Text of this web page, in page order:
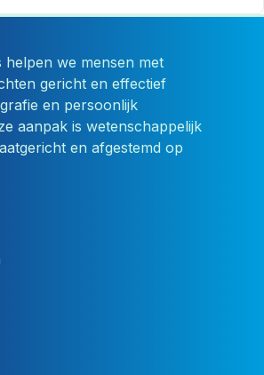
helpen we mensen met
gericht en effectief
en persoonlijk
aanpak is wetenschappelijk
en afgestemd op